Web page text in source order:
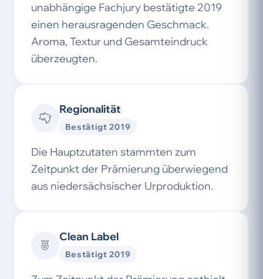
unabhängige Fachjury bestätigte 2019
einen herausragenden Geschmack.
Aroma, Textur und Gesamteindruck
überzeugten.
Regionalität
Bestätigt 2019
Die Hauptzutaten stammten zum
Zeitpunkt der Prämierung überwiegend
aus niedersächsischer Urproduktion.
Clean Label
Bestätigt 2019